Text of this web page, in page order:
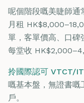
呢個階段嘅美睫師通
月租
單，客單價高、口碑
每堂收
拎國際認可 VTCT/
嘅基本盤，無證書
戶。